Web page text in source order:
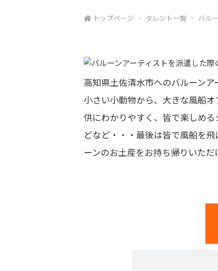
トップページ タレント一覧 バル
高知県土佐清水市へのバルーンア
小さい小動物から、大きな風船
供にわかりやすく、皆で楽しめ
どなど・・・最後は皆で風船を
ーンのお土産をお持ち帰りいただ